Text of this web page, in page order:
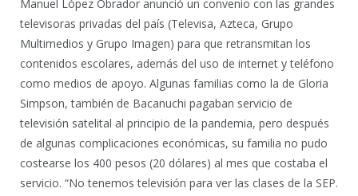
Manuel López Obrador anunció un convenio con las grandes
televisoras privadas del país (Televisa, Azteca, Grupo
Multimedios y Grupo Imagen) para que retransmitan los
contenidos escolares, además del uso de internet y teléfono
como medios de apoyo. Algunas familias como la de Gloria
Simpson, también de Bacanuchi pagaban servicio de
televisión satelital al principio de la pandemia, pero después
de algunas complicaciones económicas, su familia no pudo
costearse los 400 pesos (20 dólares) al mes que costaba el
servicio. “No tenemos televisión para ver las clases de la SEP.